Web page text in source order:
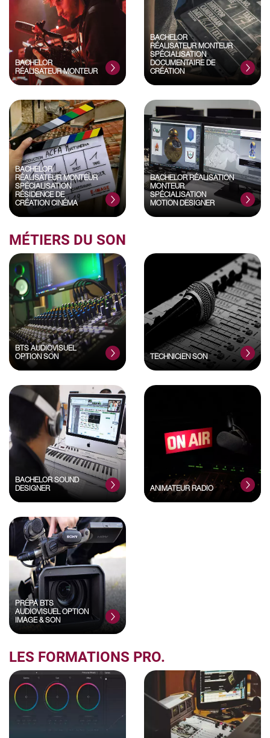
BACHELOR
RÉALISATEUR MONTEUR
BACHELOR
RÉALISATEUR MONTEUR
SPÉCIALISATION
DOCUMENTAIRE DE
CRÉATION
BACHELOR
RÉALISATEUR MONTEUR
SPÉCIALISATION
RÉSIDENCE DE
CRÉATION CINÉMA
BACHELOR RÉALISATION
MONTEUR
SPÉCIALISATION
MOTION DESIGNER
MÉTIERS DU SON
BTS AUDIOVISUEL
OPTION SON
TECHNICIEN SON
BACHELOR SOUND
DESIGNER
ANIMATEUR RADIO
PRÉPA BTS
AUDIOVISUEL OPTION
IMAGE & SON
LES FORMATIONS PRO.